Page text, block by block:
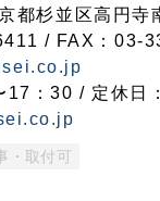
都杉並区高円寺
/ FAX：03-
17：30 / 定休日
・取付可